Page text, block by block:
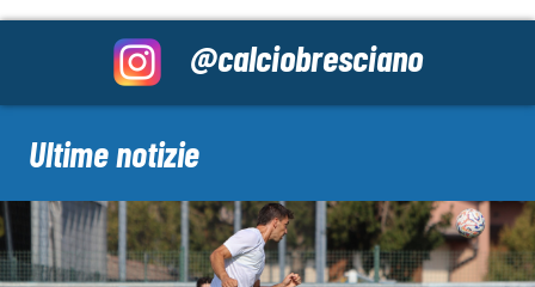
@calciobresciano
Ultime notizie